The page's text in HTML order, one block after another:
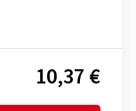
10,37 €